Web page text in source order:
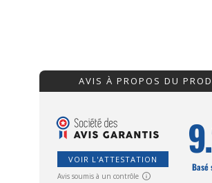
AVIS À PROPOS DU
VOIR L'ATTESTATION
Avis soumis à un contrôle
Basé